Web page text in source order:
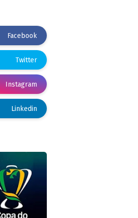
Facebook
Twitter
Instagram
Linkedin